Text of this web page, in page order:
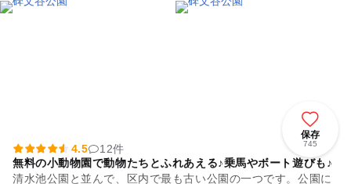
保存
745
4.5
12件
無料の小動物園で動物たちとふれあえる♪乗馬やボート遊びも♪
清水池公園と並んで、区内で最も古い公園の一つです。公園に